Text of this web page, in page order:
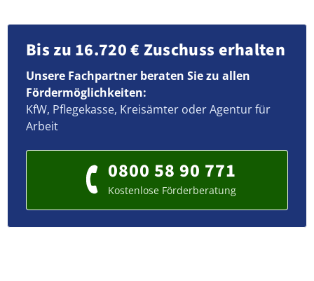
Bis zu 16.720 € Zuschuss erhalten
Unsere Fachpartner beraten Sie zu allen
Fördermöglichkeiten:
KfW, Pflegekasse, Kreisämter oder Agentur für
Arbeit
0800 58 90 771
Kostenlose Förderberatung